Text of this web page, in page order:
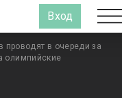
Вход
проводят в очереди за
олимпийские